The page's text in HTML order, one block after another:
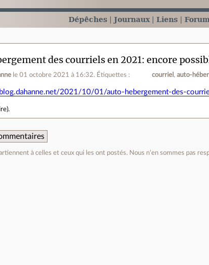
Dépêches Journaux Liens
des courriels en 2021: encore
le 01 octobre 2021 à 16:32. Étiquettes : courriel auto-
2021/10/01/auto-hebergement-des-
).
à celles et ceux qui les ont postés. Nous n’en sommes pas